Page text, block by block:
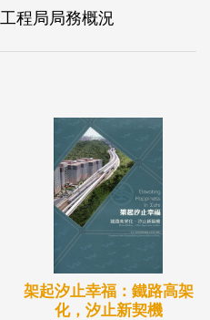
程局局務概況
架起汐止幸福：鐵路高架
化，汐止新契機